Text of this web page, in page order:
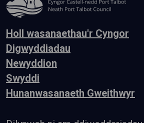
Holl wasanaethau'r Cyngor
Digwyddiadau
Newyddion
Swyddi
Hunanwasanaeth Gweithwyr